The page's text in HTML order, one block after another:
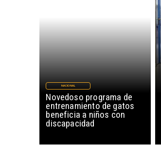
Novedoso programa de
entrenamiento de gatos
beneficia a niños con
discapacidad
NACIONAL